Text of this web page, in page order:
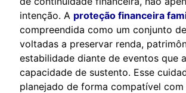
intenção. A proteção financeira
compreendida como um conjunto
voltadas a preservar renda,
estabilidade diante de eventos que
capacidade de sustento. Esse
planejado de forma compatível